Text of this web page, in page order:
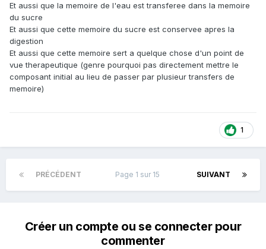
Et aussi que la memoire de l'eau est transferee dans la memoire
du sucre
Et aussi que cette memoire du sucre est conservee apres la
digestion
Et aussi que cette memoire sert a quelque chose d'un point de
vue therapeutique (genre pourquoi pas directement mettre le
composant initial au lieu de passer par plusieur transfers de
memoire)
1
PRÉCÉDENT SUIVANT
Page 1 sur 15
Créer un compte ou se connecter pour
commenter